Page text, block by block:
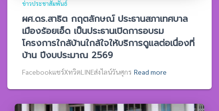
ข่าวประชาสัมพันธ์
ผศ.ดร.สาธิต กฤตลักษณ์ ประธานสภาเทศบาล
เมืองร้อยเอ็ด เป็นประธานเปิดการอบรม
โครงการใกล้บ้านใกล้ใจให้บริการดูแลต่อเนื่องที่
บ้าน ปีงบประมาณ 2569
Facebookแชร์XทวิตLINEส่งไลน์วันศุกร Read more